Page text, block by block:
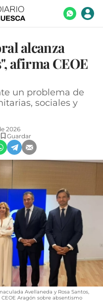
alcanza
afirma CEOE
un problema de
sociales y
2026
Guardar
Avellaneda y Rosa Santos,
Aragón sobre absentismo